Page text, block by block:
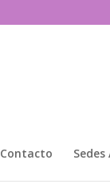
Contacto Sedes